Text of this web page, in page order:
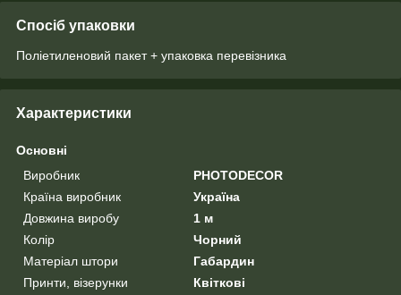
Спосіб упаковки
Поліетиленовий пакет + упаковка перевізника
Характеристики
Основні
Виробник
PHOTODECOR
Країна виробник
Україна
Довжина виробу
1 м
Колір
Чорний
Матеріал штори
Габардин
Принти, візерунки
Квіткові